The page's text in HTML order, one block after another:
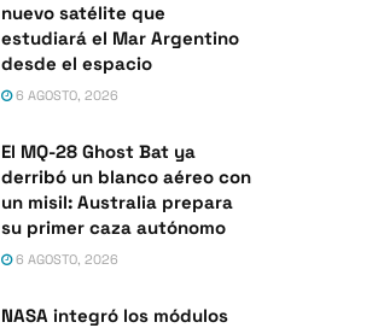
nuevo satélite que
estudiará el Mar Argentino
desde el espacio
6 AGOSTO, 2026
El MQ-28 Ghost Bat ya
derribó un blanco aéreo con
un misil: Australia prepara
su primer caza autónomo
6 AGOSTO, 2026
NASA integró los módulos